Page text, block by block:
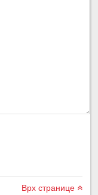
Врх странице